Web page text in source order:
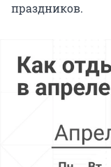
праздников.